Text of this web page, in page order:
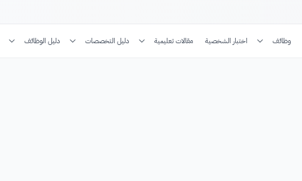
وظائف اختبار الشخصية مقالات تعليمية دليل التخصصات دليل الوظائف